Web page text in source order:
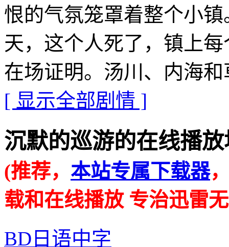
恨的气氛笼罩着整个小
天，这个人死了，镇上
在场证明。汤川、内海
[ 显示全部剧情 ]
沉默的巡游的在线播放
(推荐， 本站专属下载器
载和在线播放 专治迅雷
BD日语中字